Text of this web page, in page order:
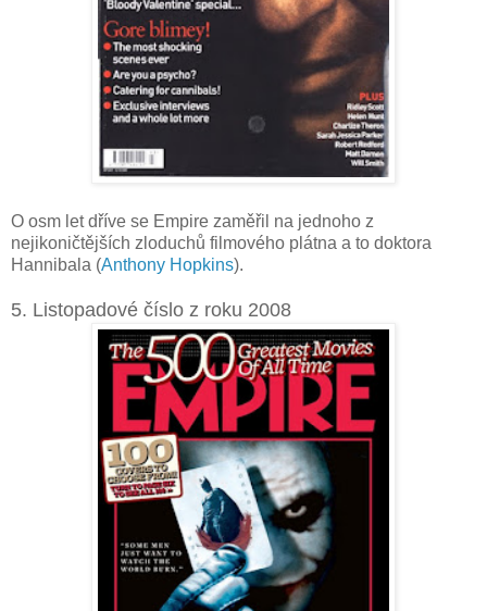
O osm let dříve se Empire zaměřil na jednoho z
nejikoničtějších zloduchů filmového plátna a to doktora
Hannibala (Anthony Hopkins).
5. Listopadové číslo z roku 2008